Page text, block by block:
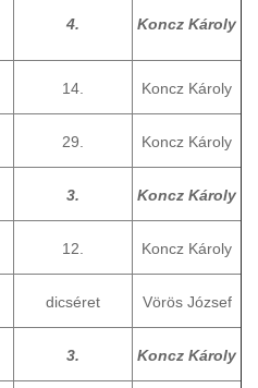
4. Koncz Károly
14. Koncz Károly
29. Koncz Károly
3. Koncz Károly
12. Koncz Károly
dicséret Vörös József
3. Koncz Károly